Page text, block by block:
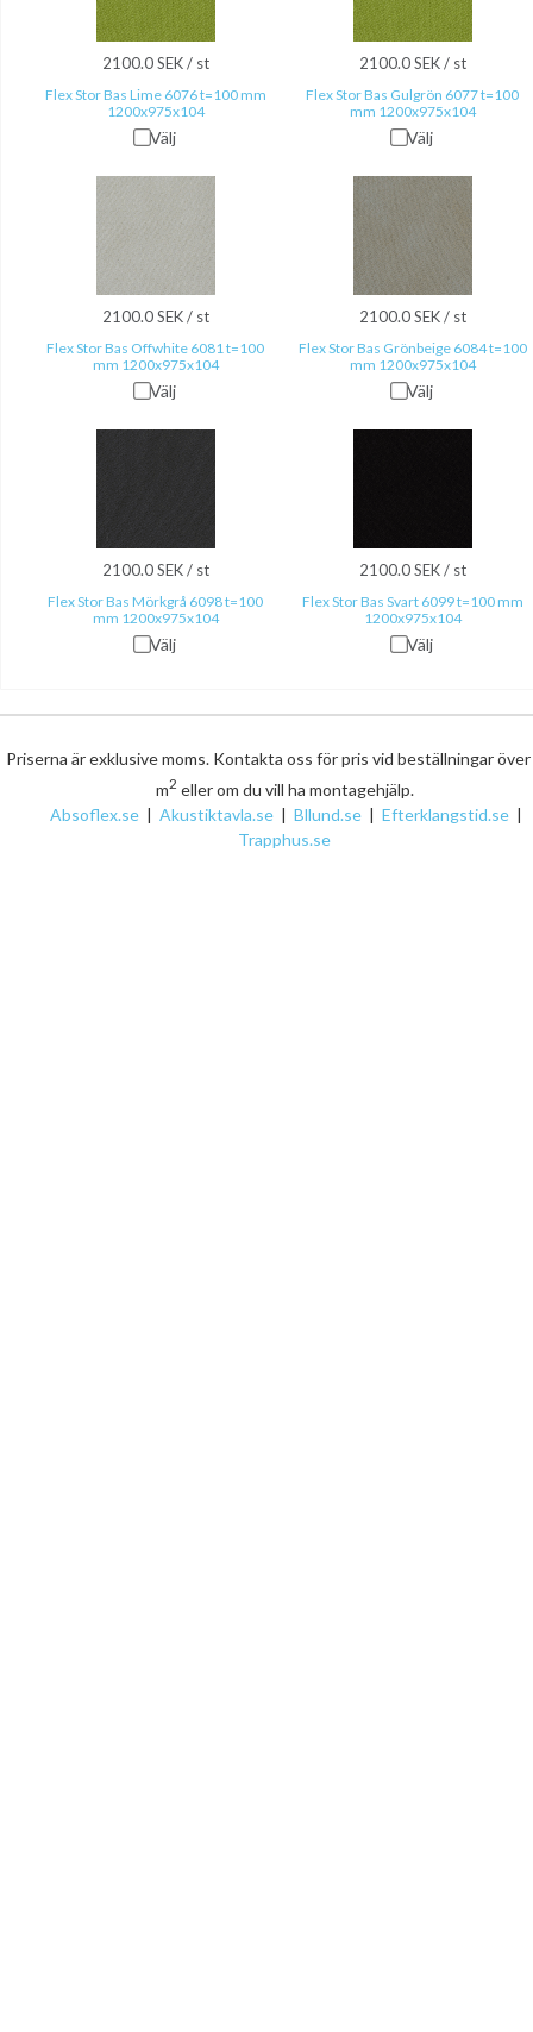
2100.0 SEK / st
Flex Stor Bas Lime 6076 t=100 mm
1200x975x104
Välj
2100.0 SEK / st
Flex Stor Bas Gulgrön 6077 t=100
mm 1200x975x104
Välj
2100.0 SEK / st
Flex Stor Bas Offwhite 6081 t=100
mm 1200x975x104
Välj
2100.0 SEK / st
Flex Stor Bas Grönbeige 6084 t=100
mm 1200x975x104
Välj
2100.0 SEK / st
Flex Stor Bas Mörkgrå 6098 t=100
mm 1200x975x104
Välj
2100.0 SEK / st
Flex Stor Bas Svart 6099 t=100 mm
1200x975x104
Välj
Priserna är exklusive moms. Kontakta oss för pris vid beställningar
m2 eller om du vill ha montagehjälp.
Absoflex.se | Akustiktavla.se | Bllund.se | Efterklangstid.se |
Trapphus.se